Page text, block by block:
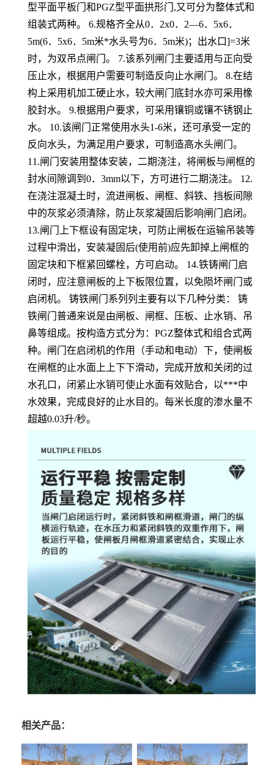
型平面平板门和PGZ型平面拱形门,又可分为整体式和
组装式两种。 6.规格齐全从0．2x0．2—6．5x6．
5m(6．5x6．5m米*水头号为6．5m米)；出水口]=3米
时，为双吊点闸门。 7.该系列闸门主要适用与正向受
压止水，根据用户需要可制造反向止水闸门。 8.在结
构上采用机加工硬止水，较大闸门底封水亦可采用橡
胶封水。 9.根据用户要求，可采用镶铜或镶不锈钢止
水。 10.该闸门正常使用水头1-6米，还可承受一定的
反向水头，为满足用户要求，可制造高水头闸门。
11.闸门安装用整体安装，二期浇注，将闸板与闸框的
封水间隙调到0．3mm以下，方可进行二期浇注。 12.
在浇注混凝土时，流进闸板、闸框、斜铁、挡板间隙
中的灰浆必须清除，防止灰浆凝固后影响闸门启闭。
13.闸门上下框设有固定块，可防止闸板在运输吊装等
过程中滑出，安装凝固后(使用前)应先卸掉上闸框的
固定块和下框紧回螺栓，方可启动。 14.铁铸闸门启
闭时，应注意闸板的上下板限位置，以免陨坏闸门或
启闭机。 铸铁闸门系列列主要有以下几种分类： 铸
铁闸门普通来说是由闸板、闸框、压板、止水销、吊
鼻等组成。按构造方式分为：PGZ整体式和组合式两
种。闸门在启闭机的作用（手动和电动）下，使闸板
在闸框的止水面上上下下滑动，完成开放和关闭的过
水孔口，闭紧止水销可使止水面有效贴合，以***中
水效果，完成良好的止水目的。每米长度的渗水量不
超越0.03升/秒。
相关产品：